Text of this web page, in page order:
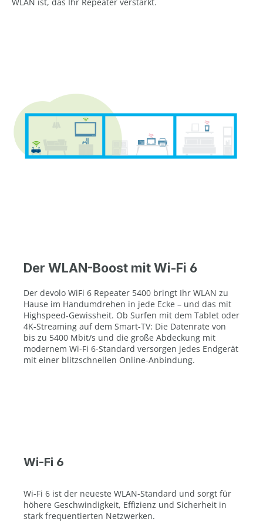
Der WLAN-Boost mit Wi-Fi 6
Der devolo WiFi 6 Repeater 5400 bringt Ihr WLAN zu
Hause im Handumdrehen in jede Ecke – und das mit
Highspeed-Gewissheit. Ob Surfen mit dem Tablet oder
4K-Streaming auf dem Smart-TV: Die Datenrate von
bis zu 5400 Mbit/s und die große Abdeckung mit
modernem Wi-Fi 6-Standard versorgen jedes Endgerät
mit einer blitzschnellen Online-Anbindung.
Wi-Fi 6
Wi-Fi 6 ist der neueste WLAN-Standard und sorgt für
höhere Geschwindigkeit, Effizienz und Sicherheit in
stark frequentierten Netzwerken.